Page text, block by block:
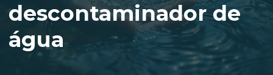
descontaminador de
água